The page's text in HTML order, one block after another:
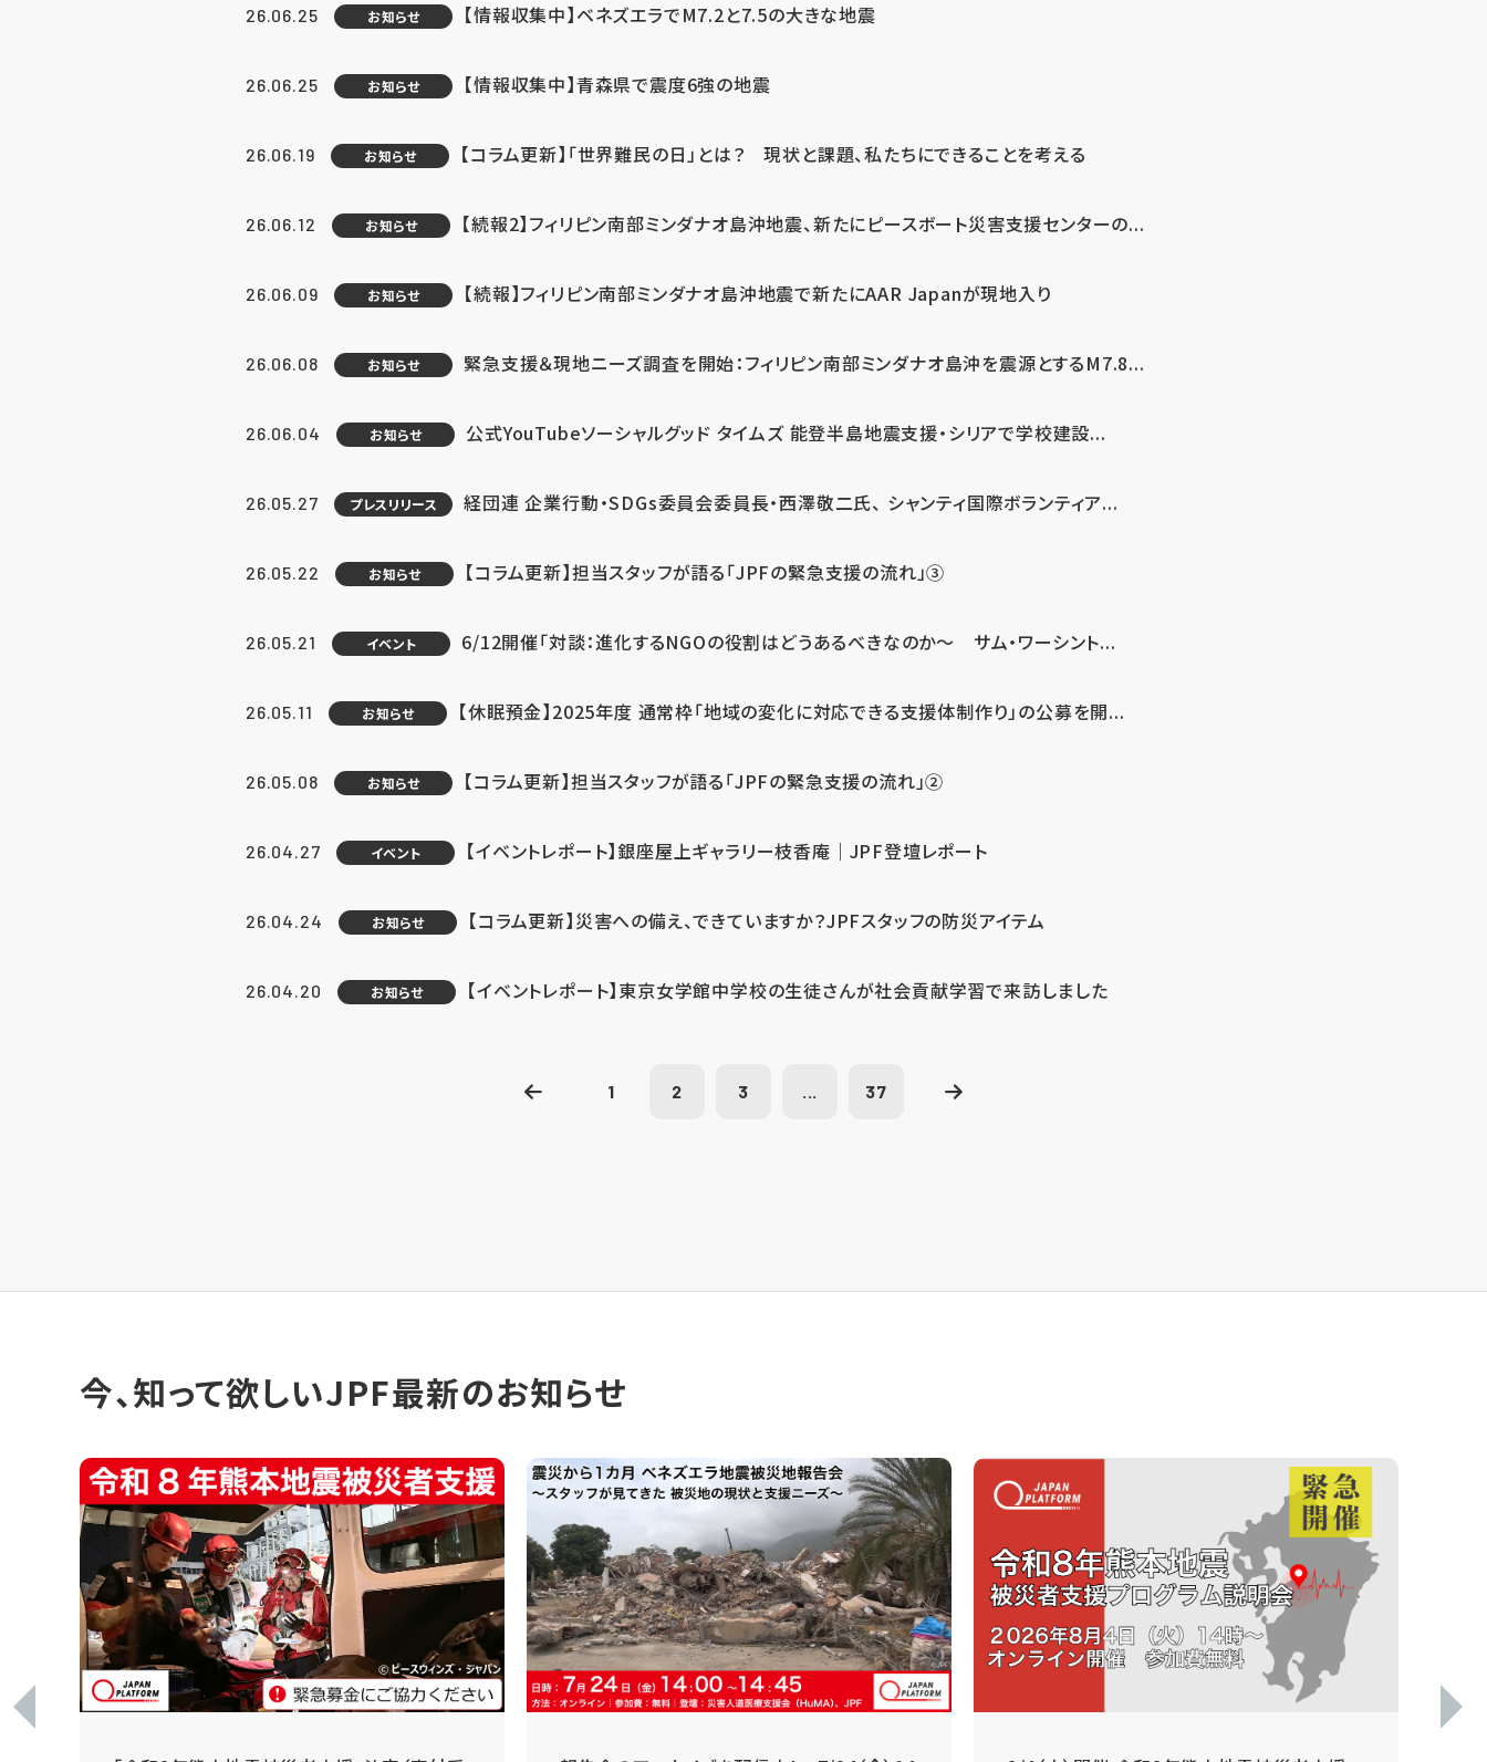
26.06.25 お知らせ 【情報収集中】ベネズエラでM7.2と7.5の大きな地震
26.06.25 お知らせ 【情報収集中】青森県で震度6強の地震
26.06.19 お知らせ 【コラム更新】「世界難民の日」とは？ 現状と課題、私たちにできることを考える
26.06.12 お知らせ 【続報2】フィリピン南部ミンダナオ島沖地震、新たにピースボート災害支援センターの...
26.06.09 お知らせ 【続報】フィリピン南部ミンダナオ島沖地震で新たにAAR Japanが現地入り
26.06.08 お知らせ 緊急支援＆現地ニーズ調査を開始：フィリピン南部ミンダナオ島沖を震源とするM7.8...
26.06.04 お知らせ 公式YouTubeソーシャルグッド タイムズ 能登半島地震支援・シリアで学校建設...
26.05.27 プレスリリース 経団連 企業行動・SDGs委員会委員長・西澤敬二氏、 シャンティ国際ボランティア...
26.05.22 お知らせ 【コラム更新】担当スタッフが語る「JPFの緊急支援の流れ」③
26.05.21 イベント 6/12開催「対談：進化するNGOの役割はどうあるべきなのか～ サム・ワーシント...
26.05.11 お知らせ 【休眠預金】2025年度 通常枠「地域の変化に対応できる支援体制作り」の公募を開...
26.05.08 お知らせ 【コラム更新】担当スタッフが語る「JPFの緊急支援の流れ」②
26.04.27 イベント 【イベントレポート】銀座屋上ギャラリー枝香庵｜JPF登壇レポート
26.04.24 お知らせ 【コラム更新】災害への備え、できていますか？JPFスタッフの防災アイテム
26.04.20 お知らせ 【イベントレポート】東京女学館中学校の生徒さんが社会貢献学習で来訪しました
1 2 3 ... 37
今、知って欲しいJPF最新のお知らせ